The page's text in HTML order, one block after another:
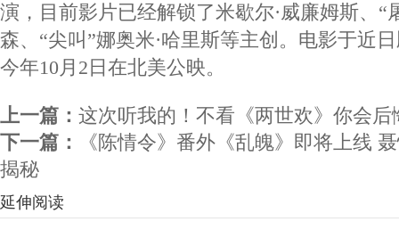
演，目前影片已经解锁了米歇尔·威廉姆斯、“
森、“尖叫”娜奥米·哈里斯等主创。电影于近
今年10月2日在北美公映。
上一篇： 这次听我的！不看《两世欢》你会后
下一篇：
《陈情令》番外《乱魄》即将上线
揭秘
延伸阅读